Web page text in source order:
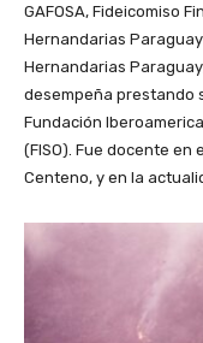
GAFOSA, Fideicomiso
Hernandarias
Hernandarias
desempeña prestando
Fundación
(FISO). Fue docente
Centeno, y en la